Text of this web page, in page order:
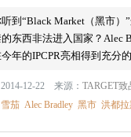
听到“Black Market（黑市
东西非法进入国家？Alec
年的IPCPR亮相得到充分
12-22 来源： TARGET致
雪茄 Alec Bradley 黑市 洪都